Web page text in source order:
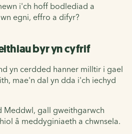
i'ch hoff bodlediad a
egni, effro a difyr?
byr yn cyfrif
yn cerdded hanner milltir i gael
mae'n dal yn dda i'ch iechyd
Meddwl, gall gweithgarwch
â meddyginiaeth a chwnsela.